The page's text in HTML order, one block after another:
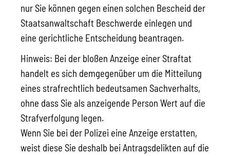
nur Sie können gegen einen solchen Bescheid der
Staatsanwaltschaft Beschwerde einlegen und
eine gerichtliche Entscheidung beantragen.
Hinweis: Bei der bloßen Anzeige einer Straftat
handelt es sich demgegenüber um die Mitteilung
eines strafrechtlich bedeutsamen Sachverhalts,
ohne dassSie als anzeigende Person Wert auf die
Strafverfolgung legen.
Wenn Sie bei der Polizei eine Anzeige erstatten,
weist diese Sie deshalb bei Antragsdelikten auf die